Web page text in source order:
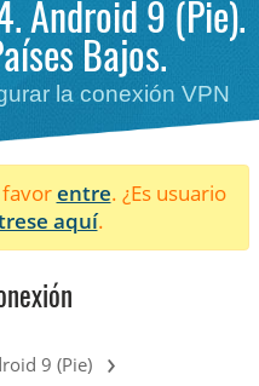
Android 9 (Pie).
Bajos.
la conexión VPN
favorentre. ¿Es usuario
aquí.
9 (Pie) ›